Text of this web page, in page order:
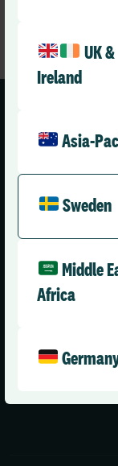
UK &
Ireland
Asia-
Sweden
Middle
Africa
Sweden
Time Care
Utbildningar &